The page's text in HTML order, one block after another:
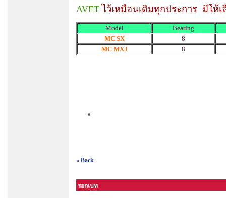
AVETไว้เหมือนเดิมทุกประการ มีให้
Model
Bearing
MC SX
8
MC MXJ
8
« Back
รอกเบท